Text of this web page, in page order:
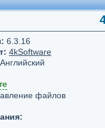
6.3.16
4kSoftware
Английский
файлов